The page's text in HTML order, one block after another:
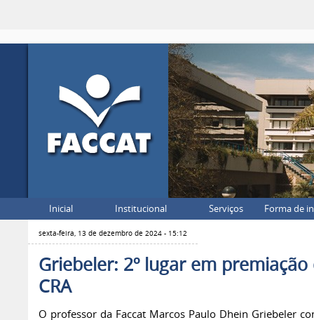
Inicial Institucional Serviços Forma de
sexta-feira, 13 de dezembro de 2024 - 15:12
Griebeler: 2º lugar em premiação
CRA
O professor da Faccat Marcos Paulo Dhein Griebeler